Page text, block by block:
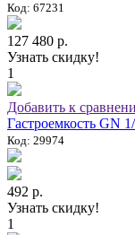
Код: 67231
127 480 р.
Узнать скидку!
1
Добавить к
Гастроемкость GN
Код: 29974
492 р.
Узнать скидку!
1